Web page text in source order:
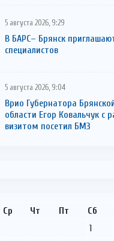
5 августа 2026, 9:29
В БАРС– Брянcк
cпециaлистoв
5 августа 2026, 9:04
Врио Губернатора
области Егор Ковальчук с
визитом посетил БМЗ
Ср Чт Пт Сб
1